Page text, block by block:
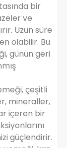
bir
ve
Uzun süre
olabilir. Bu
günün geri
çeşitli
mineraller,
içeren bir
güçlendirir.